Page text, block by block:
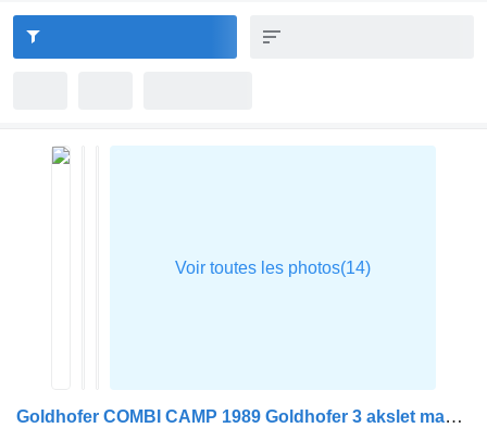
Goldhofer COMBI CAMP 1989 Goldhofer 3 akslet maskinhenger